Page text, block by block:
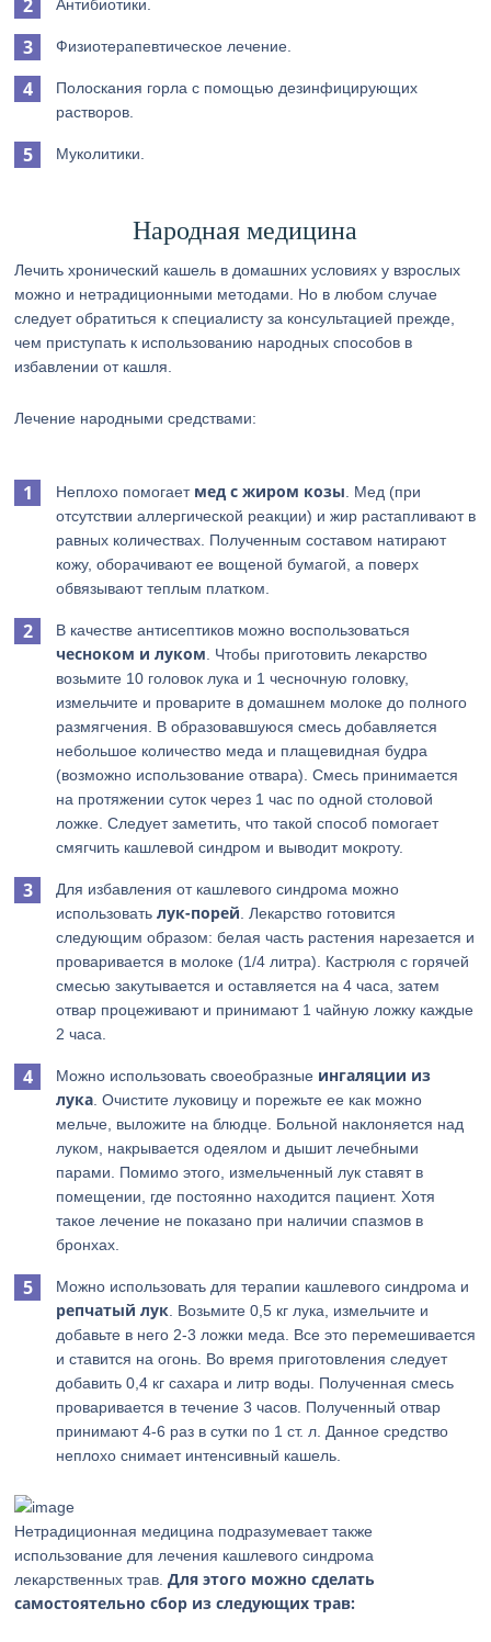
Антибиотики.
Физиотерапевтическое лечение.
Полоскания горла с помощью дезинфицирующих
растворов.
Муколитики.
Народная медицина
Лечить хронический кашель в домашних условиях у взрослых
можно и нетрадиционными методами. Но в любом случае
следует обратиться к специалисту за консультацией прежде,
чем приступать к использованию народных способов в
избавлении от кашля.
Лечение народными средствами:
Неплохо помогает мед с жиром козы . Мед (при
отсутствии аллергической реакции) и жир растапливают в
равных количествах. Полученным составом натирают
кожу, оборачивают ее вощеной бумагой, а поверх
обвязывают теплым платком.
В качестве антисептиков можно воспользоваться
чесноком и луком . Чтобы приготовить лекарство
возьмите 10 головок лука и 1 чесночную головку,
измельчите и проварите в домашнем молоке до полного
размягчения. В образовавшуюся смесь добавляется
небольшое количество меда и плащевидная будра
(возможно использование отвара). Смесь принимается
на протяжении суток через 1 час по одной столовой
ложке. Следует заметить, что такой способ помогает
смягчить кашлевой синдром и выводит мокроту.
Для избавления от кашлевого синдрома можно
использоватьлук-порей . Лекарство готовится
следующим образом: белая часть растения нарезается и
проваривается в молоке (1/4 литра). Кастрюля с горячей
смесью закутывается и оставляется на 4 часа, затем
отвар процеживают и принимают 1 чайную ложку каждые
2 часа.
Можно использовать своеобразные ингаляции из
лука . Очистите луковицу и порежьте ее как можно
мельче, выложите на блюдце. Больной наклоняется над
луком, накрывается одеялом и дышит лечебными
парами. Помимо этого, измельченный лук ставят в
помещении, где постоянно находится пациент. Хотя
такое лечение не показано при наличии спазмов в
бронхах.
Можно использовать для терапии кашлевого синдрома и
репчатый лук . Возьмите 0,5 кг лука, измельчите и
добавьте в него 2-3 ложки меда. Все это перемешивается
и ставится на огонь. Во время приготовления следует
добавить 0,4 кг сахара и литр воды. Полученная смесь
проваривается в течение 3 часов. Полученный отвар
принимают 4-6 раз в сутки по 1 ст. л. Данное средство
неплохо снимает интенсивный кашель.
Нетрадиционная медицина подразумевает также
использование для лечения кашлевого синдрома
лекарственных трав.Для этого можно сделать
самостоятельно сбор из следующих трав: